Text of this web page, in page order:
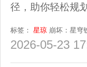
径，助你轻松规
标签： 星琼 崩坏：星穹
2026-05-23